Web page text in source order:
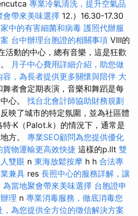
專業冷氣清洗，提升空氣品
會帶來美味選擇 12.）16.30-17.30
中的有害細菌和病毒 護照代辦服
台中辦理台胞證的相關事項 VIII的
活動的中心，總有音樂，這是狂歡
月子中心費用詳細介紹，助您做
容，為長者提供更多關懷與陪伴 大
舞者會定期表演，音樂和舞蹈是每
心。 找台北會計師協助財務規劃
映了城市的特定氛圍，並為社區體
·K（Palot.k）的情況下，通常是
方。 專業SEO顧問為您提供優化
物運輸更高效快捷 這樣的p.llt 雙
雙眼 n 東海放鬆按摩 h h 合法專
兼具 res 長照中心的服務詳解，讓
為當地聚會帶來美味選擇 台胞證申
理 n 專業消毒服務，徹底消毒您
，為您提供全方位的徵信解決方案